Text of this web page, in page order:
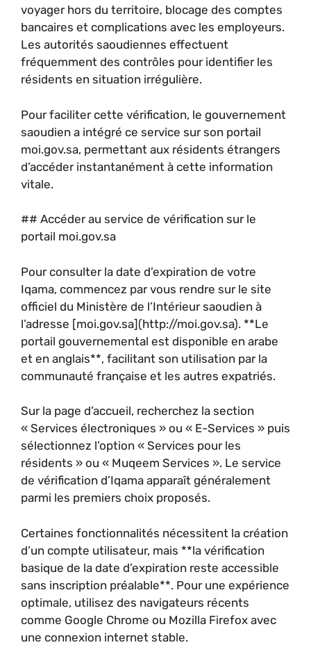
voyager hors du territoire, blocage des comptes
bancaires et complications avec les employeurs.
Les autorités saoudiennes effectuent
fréquemment des contrôles pour identifier les
résidents en situation irrégulière.
Pour faciliter cette vérification, le gouvernement
saoudien a intégré ce service sur son portail
moi.gov.sa, permettant aux résidents étrangers
d’accéder instantanément à cette information
vitale.
## Accéder au service de vérification sur le
portail moi.gov.sa
Pour consulter la date d’expiration de votre
Iqama, commencez par vous rendre sur le site
officiel du Ministère de l’Intérieur saoudien à
l’adresse [moi.gov.sa](http://moi.gov.sa). **Le
portail gouvernemental est disponible en arabe
et en anglais**, facilitant son utilisation par la
communauté française et les autres expatriés.
Sur la page d’accueil, recherchez la section
« Services électroniques » ou « E-Services » puis
sélectionnez l’option « Services pour les
résidents » ou « Muqeem Services ». Le service
de vérification d’Iqama apparaît généralement
parmi les premiers choix proposés.
Certaines fonctionnalités nécessitent la création
d’un compte utilisateur, mais **la vérification
basique de la date d’expiration reste accessible
sans inscription préalable**. Pour une expérience
optimale, utilisez des navigateurs récents
comme Google Chrome ou Mozilla Firefox avec
une connexion internet stable.